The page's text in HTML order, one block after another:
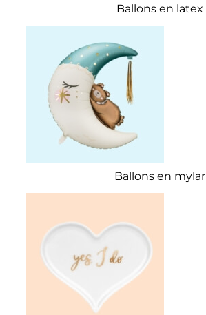
Ballons en latex
Ballons en mylar